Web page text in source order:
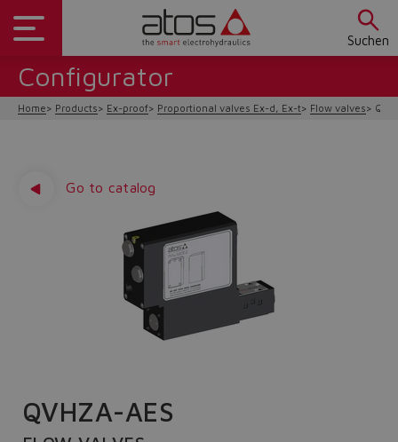
Suchen
Configurator
Home Products Ex-proof Proportional valves Ex-d, Ex-t Flow valves
Go to catalog
QVHZA-AES